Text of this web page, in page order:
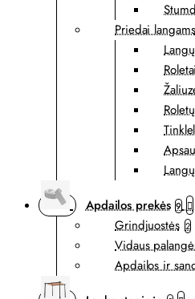
Priedai langams
Roletai
Apdailos prekės 9
Grindjuostės 2
Vidaus
Apdailos ir